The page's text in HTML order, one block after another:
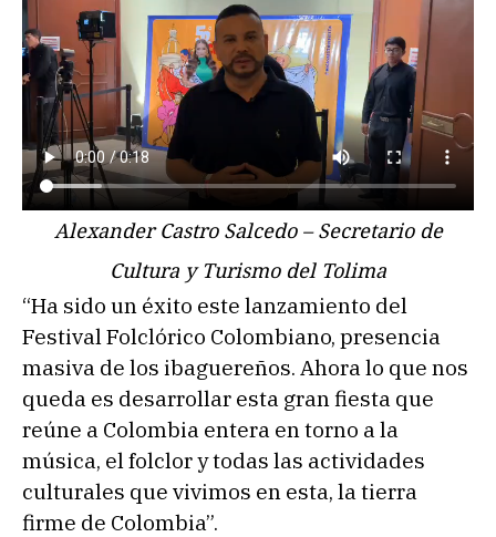
Alexander Castro Salcedo – Secretario de
Cultura y Turismo del Tolima
“Ha sido un éxito este lanzamiento del
Festival Folclórico Colombiano, presencia
masiva de los ibaguereños. Ahora lo que nos
queda es desarrollar esta gran fiesta que
reúne a Colombia entera en torno a la
música, el folclor y todas las actividades
culturales que vivimos en esta, la tierra
firme de Colombia”.